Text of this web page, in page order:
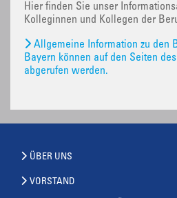
Hier finden Sie unser
Kolleginnen und Kollegen der
Allgemeine Information zu den
Bayern können auf den Seiten
abgerufen werden.
ÜBER UNS
VORSTAND